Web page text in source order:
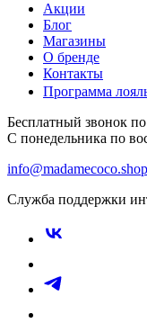
Акции
Блог
Магазины
О бренде
Контакты
Программа
Бесплатный звонок
С понедельника по
info@madamecoco.shop
Служба поддержки